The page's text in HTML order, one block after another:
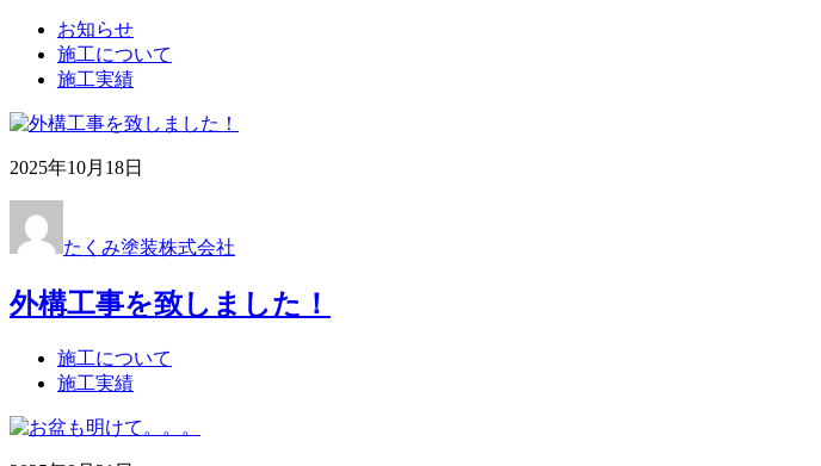
お知らせ
施工について
施工実績
2025年10月18日
たくみ塗装株式会社
外構工事を致しました！
施工について
施工実績